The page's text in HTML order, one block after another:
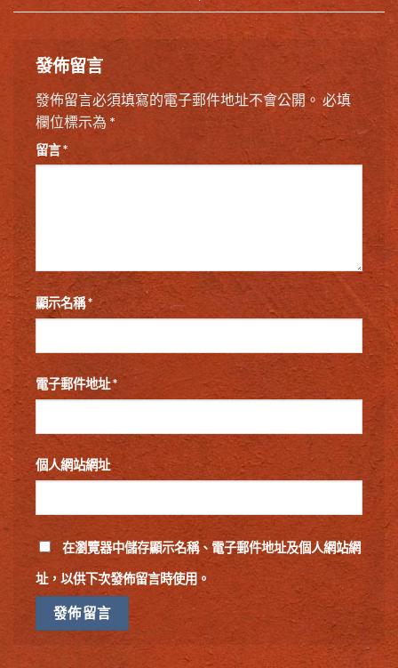
發佈留言
發佈留言必須填寫的電子郵件地址不會公開。 必填
欄位標示為 *
留言*
顯示名稱*
電子郵件地址*
個人網站網址
在瀏覽器中儲存顯示名稱、電子郵件地址及個人網站網
址，以供下次發佈留言時使用。